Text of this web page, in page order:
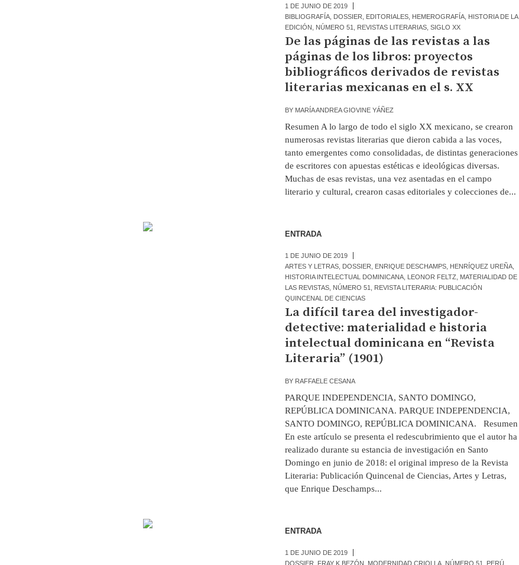
1 DE JUNIO DE 2019
BIBLIOGRAFÍA, DOSSIER EDITORIALES, HEMEROGRAFÍA, HISTORIA DE LA
EDICIÓN
NÚMERO 51 REVISTAS LITERARIAS, SIGLO XX
De las páginas de las revistas a las
páginas de los libros: proyectos
bibliográficos derivados de revistas
literarias mexicanas en el s. XX
BY MARÍA ANDREA GIOVINE YÁÑEZ
Resumen A lo largo de todo el siglo XX mexicano, se crearon
numerosas revistas literarias que dieron cabida a las voces,
tanto emergentes como consolidadas, de distintas generaciones
de escritores con apuestas estéticas e ideológicas diversas.
Muchas de esas revistas, una vez asentadas en el campo
literario y cultural, crearon casas editoriales y colecciones de...
ENTRADA
1 DE JUNIO DE 2019
ARTES Y LETRAS, DOSSIER ENRIQUE DESCHAMPS, HENRÍQUEZ UREÑA,
HISTORIA INTELECTUAL DOMINICANA, LEONOR FELTZ
MATERIALIDAD DE
LAS REVISTAS, NÚMERO 51
REVISTA LITERARIA: PUBLICACIÓN
QUINCENAL DE CIENCIAS
La difícil tarea del investigador-
detective: materialidad e historia
intelectual dominicana en “Revista
Literaria” (1901)
BY RAFFAELE CESANA
PARQUE INDEPENDENCIA, SANTO DOMINGO,
REPÚBLICA DOMINICANA. PARQUE INDEPENDENCIA,
SANTO DOMINGO, REPÚBLICA DOMINICANA. Resumen
En este artículo se presenta el redescubrimiento que el autor ha
realizado durante su estancia de investigación en Santo
Domingo en junio de 2018: el original impreso de la Revista
Literaria: Publicación Quincenal de Ciencias, Artes y Letras,
que Enrique Deschamps...
ENTRADA
1 DE JUNIO DE 2019
DOSSIER
FRAY K.BEZÓN MODERNIDAD CRIOLLA, NÚMERO 51 PERÚ